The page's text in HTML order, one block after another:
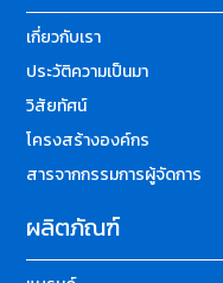
เกี่ยวกับเรา
ประวัติความเป็นมา
วิสัยทัศน์
โครงสร้างองค์กร
สารจากกรรมการผู้จัดการ
ผลิตภัณฑ์